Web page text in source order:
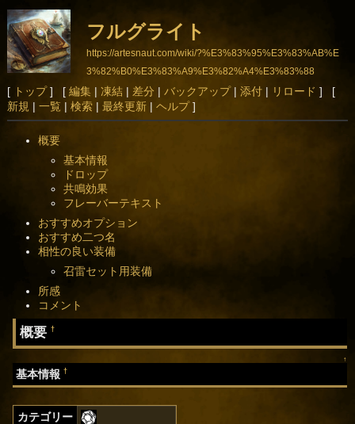
フルグライト
https://artesnaut.com/wiki/?%E3%83%95%E3%83%AB%E
3%82%B0%E3%83%A9%E3%82%A4%E3%83%88
[ トップ] [ 編集| 凍結| 差分 | バックアップ| 添付| リロード ] [
新規 | 一覧 | 検索| 最終更新| ヘルプ]
概要
基本情報
ドロップ
共鳴効果
フレーバーテキスト
おすすめオプション
おすすめ二つ名
相性の良い装備
召雷セット用装備
所感
コメント
概要†
↑
基本情報†
カテゴリー